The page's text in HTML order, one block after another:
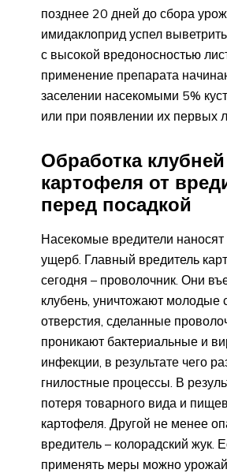
позднее 20 дней до сбора
имидаклоприд успел
с высокой вредоносностью
применение препарата
заселении насекомыми 5%
или при появлении их первых
Обработка клубней
картофеля от
перед посадкой
Насекомые вредители
ущерб. Главный вредитель
сегодня – проволочник. Они
клубень, уничтожают молодые
отверстия, сделанные
проникают бактериальные и
инфекции, в результате чего
гнилостные процессы. В
потеря товарного вида и
картофеля. Другой не менее
вредитель – колорадский жук.
применять меры можно урожай